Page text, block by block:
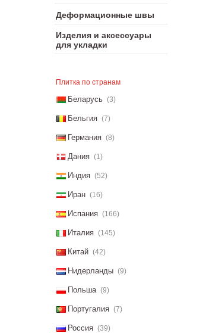
Деформационные швы
Изделия и аксессуары
для укладки
Плитка по странам
Беларусь (3)
Бельгия (7)
Германия (8)
Дания (1)
Индия (52)
Иран (16)
Испания (166)
Италия (145)
Китай (42)
Нидерланды (9)
Польша (9)
Португалия (7)
Россия (39)